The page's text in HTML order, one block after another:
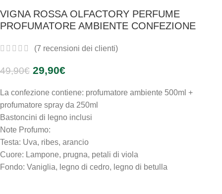
VIGNA ROSSA OLFACTORY PERFUME
PROFUMATORE AMBIENTE CONFEZIONE
(7 recensioni dei clienti)
49,90€ 29,90€
La confezione contiene: profumatore ambiente 500ml +
profumatore spray da 250ml
Bastoncini di legno inclusi
Note Profumo:
Testa: Uva, ribes, arancio
Cuore: Lampone, prugna, petali di viola
Fondo: Vaniglia, legno di cedro, legno di betulla